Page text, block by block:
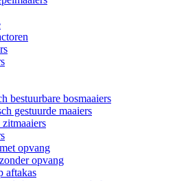
bestuurbare bosmaaiers
gestuurde maaiers
opvang
opvang
aftakas